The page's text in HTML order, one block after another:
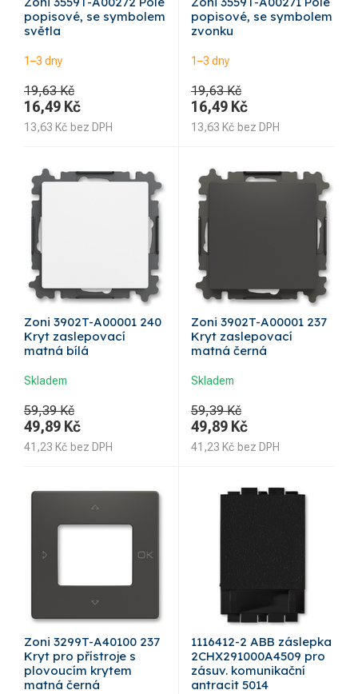
popisové, se symbolem
světla
1–3 dny
19,63 Kč
16,49 Kč
13,63 Kč bez DPH
popisové, se symbolem
zvonku
1–3 dny
19,63 Kč
16,49 Kč
13,63 Kč bez DPH
Zoni 3902T-A00001 240
Kryt zaslepovací
matná bílá
Skladem
59,39 Kč
49,89 Kč
41,23 Kč bez DPH
Zoni 3902T-A00001 237
Kryt zaslepovací
matná černá
Skladem
59,39 Kč
49,89 Kč
41,23 Kč bez DPH
Zoni 3299T-A40100 237
Kryt pro přístroje s
plovoucím krytem
matná černá
1116412-2 ABB záslepka
2CHX291000A4509 pro
zásuv. komunikační
antracit 5014